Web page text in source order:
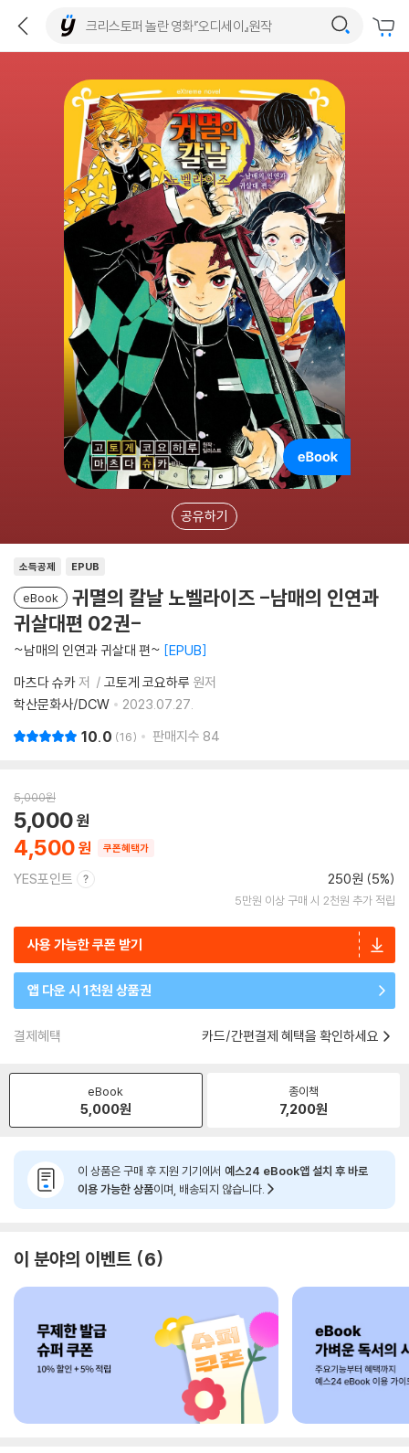
공유하기
소득공제 EPUB
eBook
귀멸의 칼날 노벨라이즈 -남매의 인연과
귀살대편 02권-
~남매의 인연과 귀살대 편~ EPUB
마츠다 슈카저 고토게 코요하루 원저
학산문화사/DCW
2023.07.27.
10.0 16 판매지수 84
5,000원
4,500
5,000
쿠폰혜택가
YES포인트 250원 (5%)
5만원 이상 구매 시 2천원 추가 적립
사용 가능한 쿠폰 받기
앱 다운 시 1천원 상품권
결제혜택 카드/간편결제 혜택을 확인하세요
eBook
5,000원
종이책
7,200원
이 상품은 구매 후 지원 기기에서 예스24 eBook앱 설치 후 바로
이용 가능한 상품이며, 배송되지 않습니다.
이 분야의 이벤트 6